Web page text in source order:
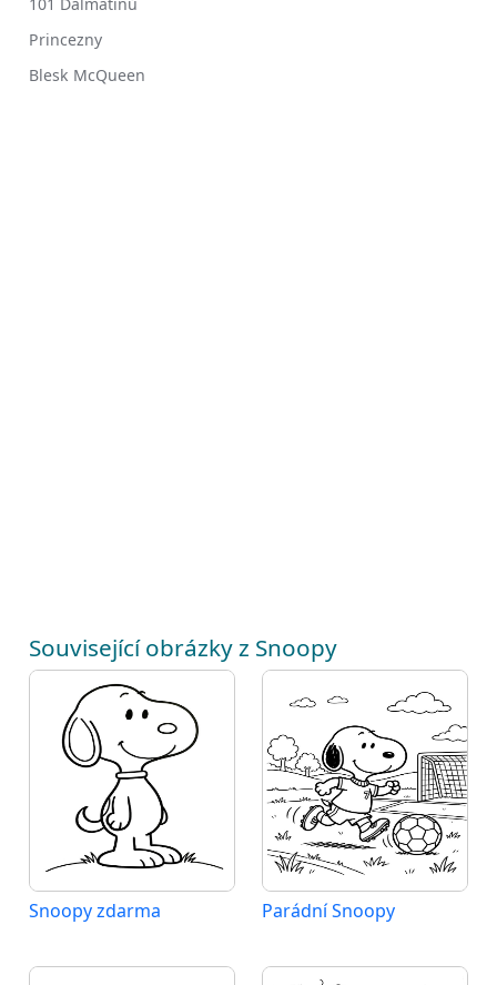
101 Dalmatinů
Princezny
Blesk McQueen
Související obrázky z Snoopy
Snoopy zdarma Parádní Snoopy